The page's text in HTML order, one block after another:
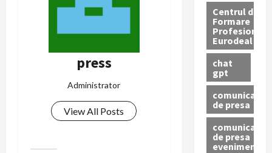
press
Administrator
View All Posts
Centrul de
Formare
Profesionala
Eurodeal
chat
gpt
comunicat
de presa
comunicat
de presa
eveniment